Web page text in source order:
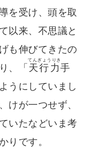
を受け、頭を取
以来、不思議と
も伸びてきたの
、「天行力
てんぎょうりき
手
うにしていまし
けが一つせず、
いたなどいま考
りです。